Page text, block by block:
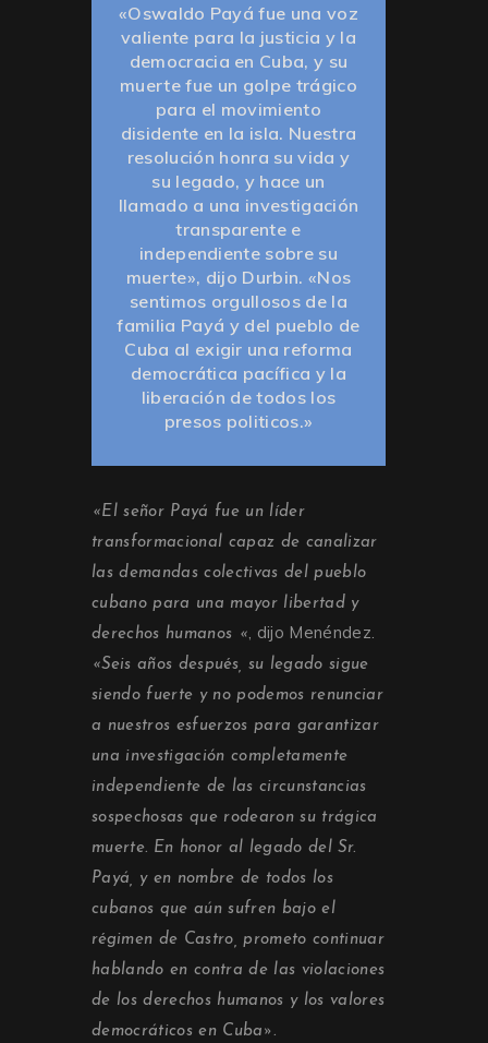
«Oswaldo Payá fue una voz
valiente para la justicia y la
democracia en Cuba, y su
muerte fue un golpe trágico
para el movimiento
disidente en la isla. Nuestra
resolución honra su vida y
su legado, y hace un
llamado a una investigación
transparente e
independiente sobre su
muerte», dijo Durbin. «Nos
sentimos orgullosos de la
familia Payá y del pueblo de
Cuba al exigir una reforma
democrática pacífica y la
liberación de todos los
presos politicos.»
«El señor Payá fue un líder
transformacional capaz de canalizar
las demandas colectivas del pueblo
cubano para una mayor libertad y
derechos humanos «, dijo Menéndez.
«Seis años después, su legado sigue
siendo fuerte y no podemos renunciar
a nuestros esfuerzos para garantizar
una investigación completamente
independiente de las circunstancias
sospechosas que rodearon su trágica
muerte. En honor al legado del Sr.
Payá, y en nombre de todos los
cubanos que aún sufren bajo el
régimen de Castro, prometo continuar
hablando en contra de las violaciones
de los derechos humanos y los valores
democráticos en Cuba».